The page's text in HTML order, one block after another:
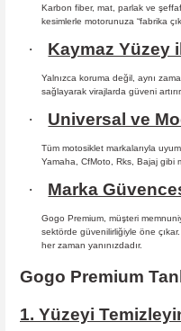
Karbon fiber, mat, parlak ve
kesimlerle motorunuza “fabrika
· Kaymaz Yüzey
Yalnızca koruma değil, aynı
sağlayarak virajlarda güveni artırır.
· Universal ve
Tüm motosiklet markalarıyla
Yamaha, CfMoto, Rks, Bajaj gibi
· Marka
Gogo Premium, müşteri
sektörde güvenilirliğiyle öne
her zaman yanınızdadır.
Gogo Premium
1. Yüzeyi